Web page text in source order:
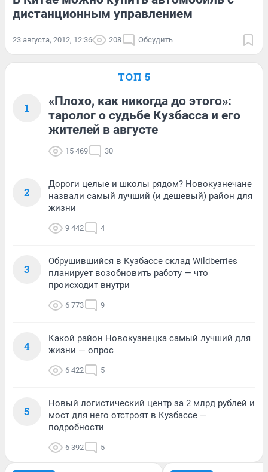
дистанционным управлением
23 августа, 2012, 12:36 208 Обсудить
ТОП 5
1
«Плохо, как никогда до этого»:
таролог о судьбе Кузбасса и его
жителей в августе
15 469 30
2
Дороги целые и школы рядом? Новокузнечане
назвали самый лучший (и дешевый) район для
жизни
9 442 4
3
Обрушившийся в Кузбассе склад Wildberries
планирует возобновить работу — что
происходит внутри
6 773 9
4
Какой район Новокузнецка самый лучший для
жизни — опрос
6 422 5
5
Новый логистический центр за 2 млрд рублей и
мост для него отстроят в Кузбассе —
подробности
6 392 5